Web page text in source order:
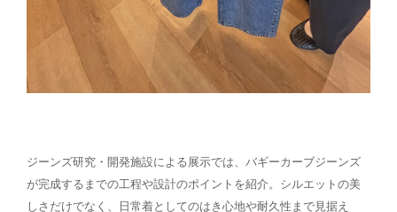
ジーンズ研究・開発施設による展示では、バギーカーブジーンズ
が完成するまでの工程や設計のポイントを紹介。シルエットの美
しさだけでなく、日常着としてのはき心地や耐久性まで見据え